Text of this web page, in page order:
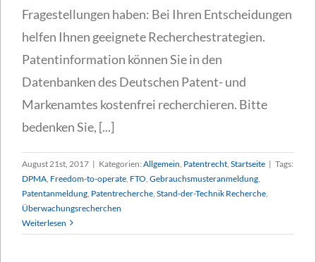
Fragestellungen haben: Bei Ihren Entscheidungen
helfen Ihnen geeignete Recherchestrategien.
Patentinformation können Sie in den
Datenbanken des Deutschen Patent- und
Markenamtes kostenfrei recherchieren. Bitte
bedenken Sie, [...]
August 21st, 2017 | Kategorien: Allgemein Patentrecht Startseite | Tags:
DPMA Freedom-to-operate FTO Gebrauchsmusteranmeldung
Patentanmeldung Patentrecherche Stand-der-Technik Recherche
Überwachungsrecherchen
Weiterlesen